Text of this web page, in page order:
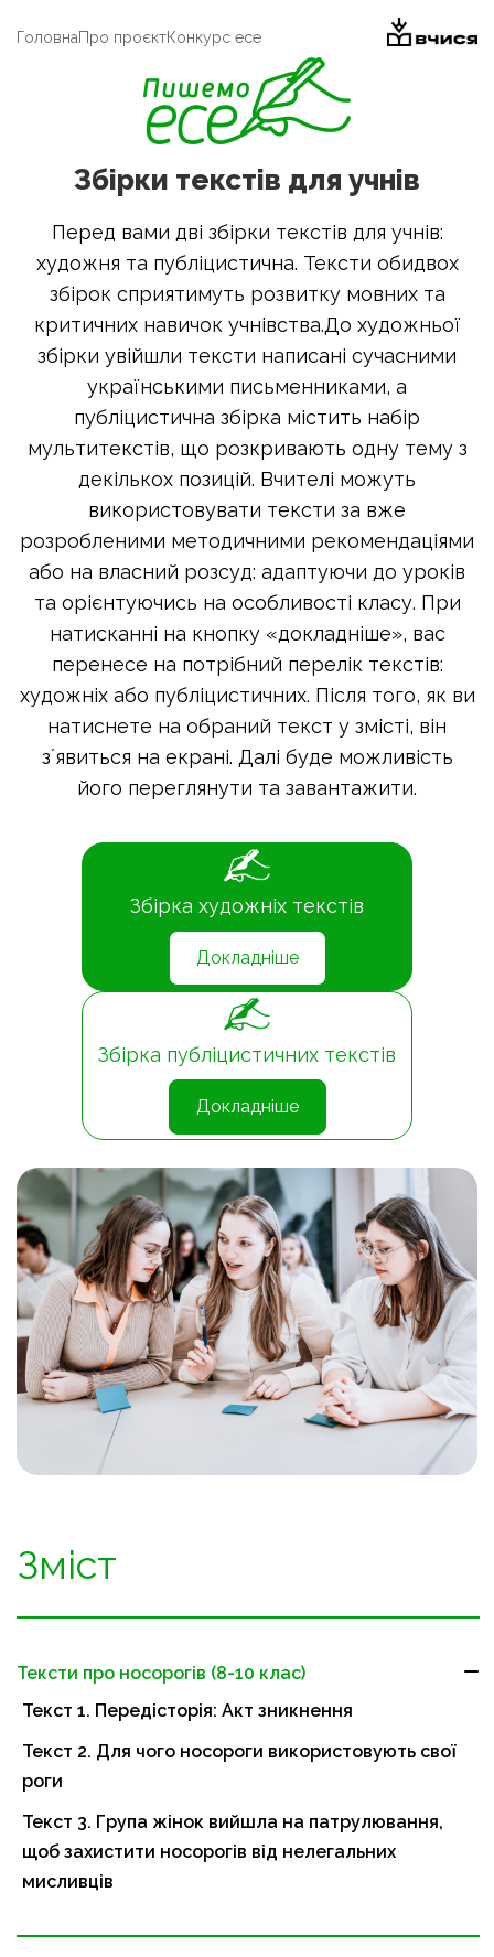
ГоловнаПро проєктКонкурс есе
Збірки текстів для учнів
Перед вами дві збірки текстів для учнів:
художня та публіцистична. Тексти обидвох
збірок сприятимуть розвитку мовних та
критичних навичок учнівства.До художньої
збірки увійшли тексти написані сучасними
українськими письменниками, а
публіцистична збірка містить набір
мультитекстів, що розкривають одну тему з
декількох позицій. Вчителі можуть
використовувати тексти за вже
розробленими методичними рекомендаціями
або на власний розсуд: адаптуючи до уроків
та орієнтуючись на особливості класу. При
натисканні на кнопку «докладніше», вас
перенесе на потрібний перелік текстів:
художніх або публіцистичних. Після того, як ви
натиснете на обраний текст у змісті, він
зʼявиться на екрані. Далі буде можливість
його переглянути та завантажити.
Збірка художніх текстів
Докладніше
Збірка публіцистичних текстів
Докладніше
Зміст
Тексти про носорогів (8-10 клас)
Текст 1. Передісторія: Акт зникнення
Текст 2. Для чого носороги використовують свої
роги
Текст 3. Група жінок вийшла на патрулювання,
щоб захистити носорогів від нелегальних
мисливців